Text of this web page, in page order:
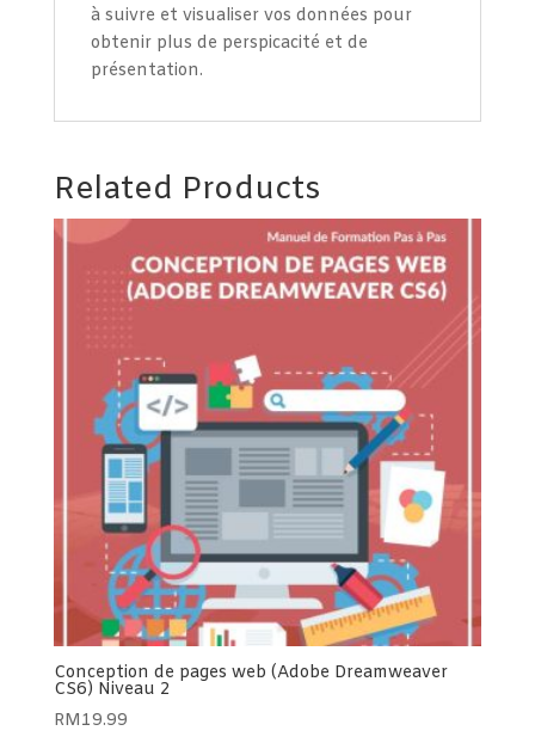
à suivre et visualiser vos données pour
obtenir plus de perspicacité et de
présentation.
Related Products
Conception de pages web (Adobe Dreamweaver
CS6) Niveau 2
RM19.99